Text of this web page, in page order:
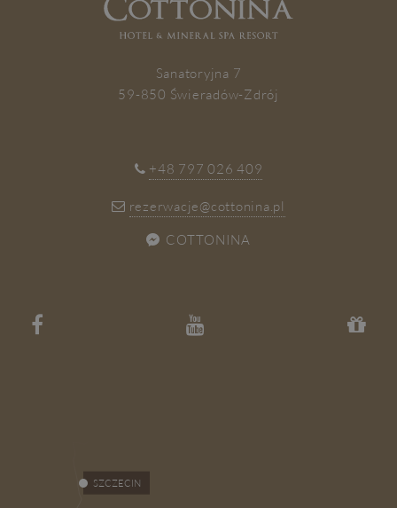
ZAPISZ SIĘ
Sanatoryjna 7
59-850 Świeradów-Zdrój
+48 797 026 409
rezerwacje@cottonina.pl
COTTONINA
SZCZECIN